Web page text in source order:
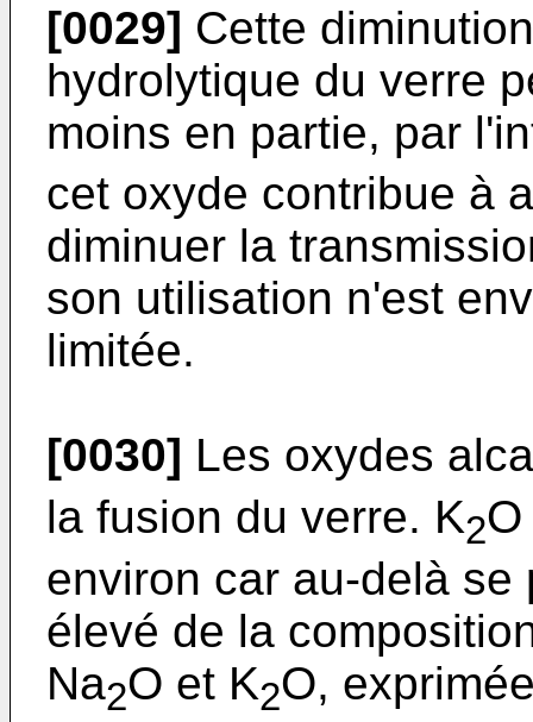
[0029] Cette
hydrolytique du verre
moins en partie, par
cet oxyde contribue à
diminuer la
son utilisation n'est
limitée.
[0030] Les oxydes
la fusion du verre. K2
environ car au-delà
élevé de la
Na2O et K2O,